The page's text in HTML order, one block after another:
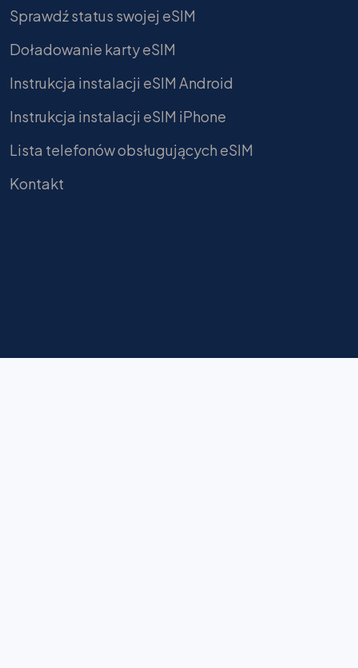
Sprawdź status swojej eSIM
Doładowanie karty eSIM
Instrukcja instalacji eSIM Android
Instrukcja instalacji eSIM iPhone
Lista telefonów obsługujących eSIM
Kontakt